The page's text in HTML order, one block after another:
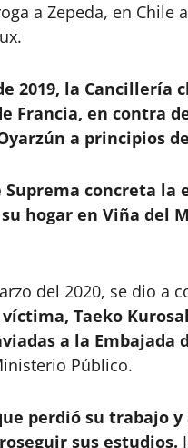
a Zepeda, en Chile
2019, la
Francia, en contra
a principios
Suprema concreta la
hogar en Viña del
del 2020, se dio a
Taeko
a la Embajada
Público.
perdió su trabajo
sus estudios.